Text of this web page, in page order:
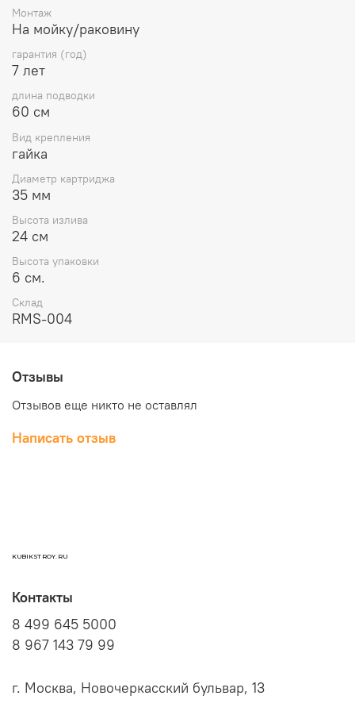
Монтаж
На мойку/раковину
гарантия (год)
7 лет
длина подводки
60 см
Вид крепления
гайка
Диаметр картриджа
35 мм
Высота излива
24 см
Высота упаковки
6 см.
Склад
RMS-004
Отзывы
Отзывов еще никто не оставлял
Написать отзыв
KUBIKSTROY.RU
Контакты
8 499 645 5000
8 967 143 79 99
г. Москва, Новочеркасский бульвар, 13